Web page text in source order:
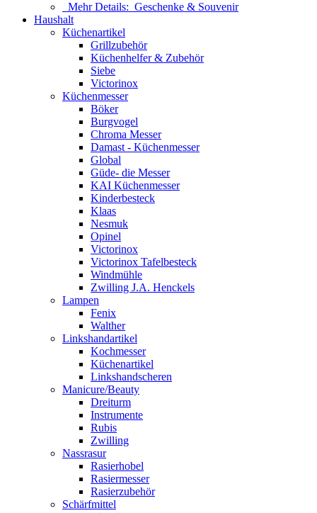
Mehr Details: Geschenke & Souvenir
Haushalt
Küchenartikel
Grillzubehör
Küchenhelfer & Zubehör
Siebe
Victorinox
Küchenmesser
Böker
Burgvogel
Chroma Messer
Damast - Küchenmesser
Global
Güde- die Messer
KAI Küchenmesser
Kinderbesteck
Klaas
Nesmuk
Opinel
Victorinox
Victorinox Tafelbesteck
Windmühle
Zwilling J.A. Henckels
Lampen
Fenix
Walther
Linkshandartikel
Kochmesser
Küchenartikel
Linkshandscheren
Manicure/Beauty
Dreiturm
Instrumente
Rubis
Zwilling
Nassrasur
Rasierhobel
Rasiermesser
Rasierzubehör
Schärfmittel